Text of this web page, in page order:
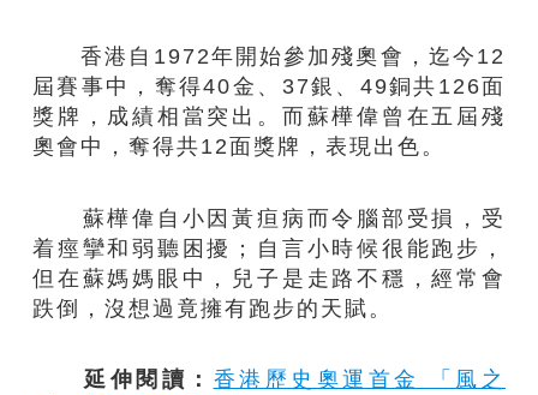
香港自1972年開始參加殘奧會，迄今12
屆賽事中，奪得40金、37銀、49銅共126面
獎牌，成績相當突出。而蘇樺偉曾在五屆殘
奧會中，奪得共12面獎牌，表現出色。
蘇樺偉自小因黃疸病而令腦部受損，受
着痙攣和弱聽困擾；自言小時候很能跑步，
但在蘇媽媽眼中，兒子是走路不穩，經常會
跌倒，沒想過竟擁有跑步的天賦。
延伸閱讀： 香港歷史奧運首金 「風之